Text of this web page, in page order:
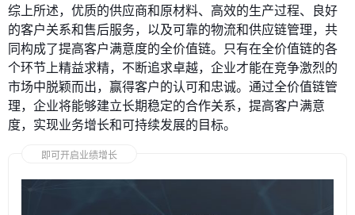
综上所述，优质的供应商和原材料、高效的生产过程、良好
的客户关系和售后服务，以及可靠的物流和供应链管理，共
同构成了提高客户满意度的全价值链。只有在全价值链的各
个环节上精益求精，不断追求卓越，企业才能在竞争激烈的
市场中脱颖而出，赢得客户的认可和忠诚。通过全价值链管
理，企业将能够建立长期稳定的合作关系，提高客户满意
度，实现业务增长和可持续发展的目标。
即可开启业绩增长